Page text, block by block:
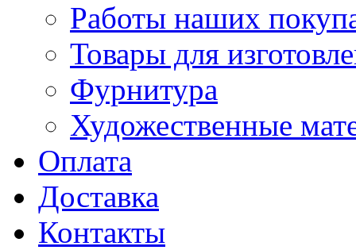
Работы наших
Товары для
Фурнитура
Художественные
Оплата
Доставка
Контакты